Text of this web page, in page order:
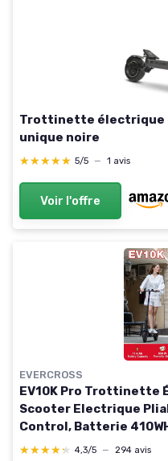
Trottinette électrique
unique noire
★★★★★
★★★★★ 5/5 — 1 avis
Voir l'offre
EVERCROSS
EV10K Pro Trottinette
Scooter Electrique
Control, Batterie
Moteur 500W,
★★★★★
★★★★★ 4,3/5 — 294 avis